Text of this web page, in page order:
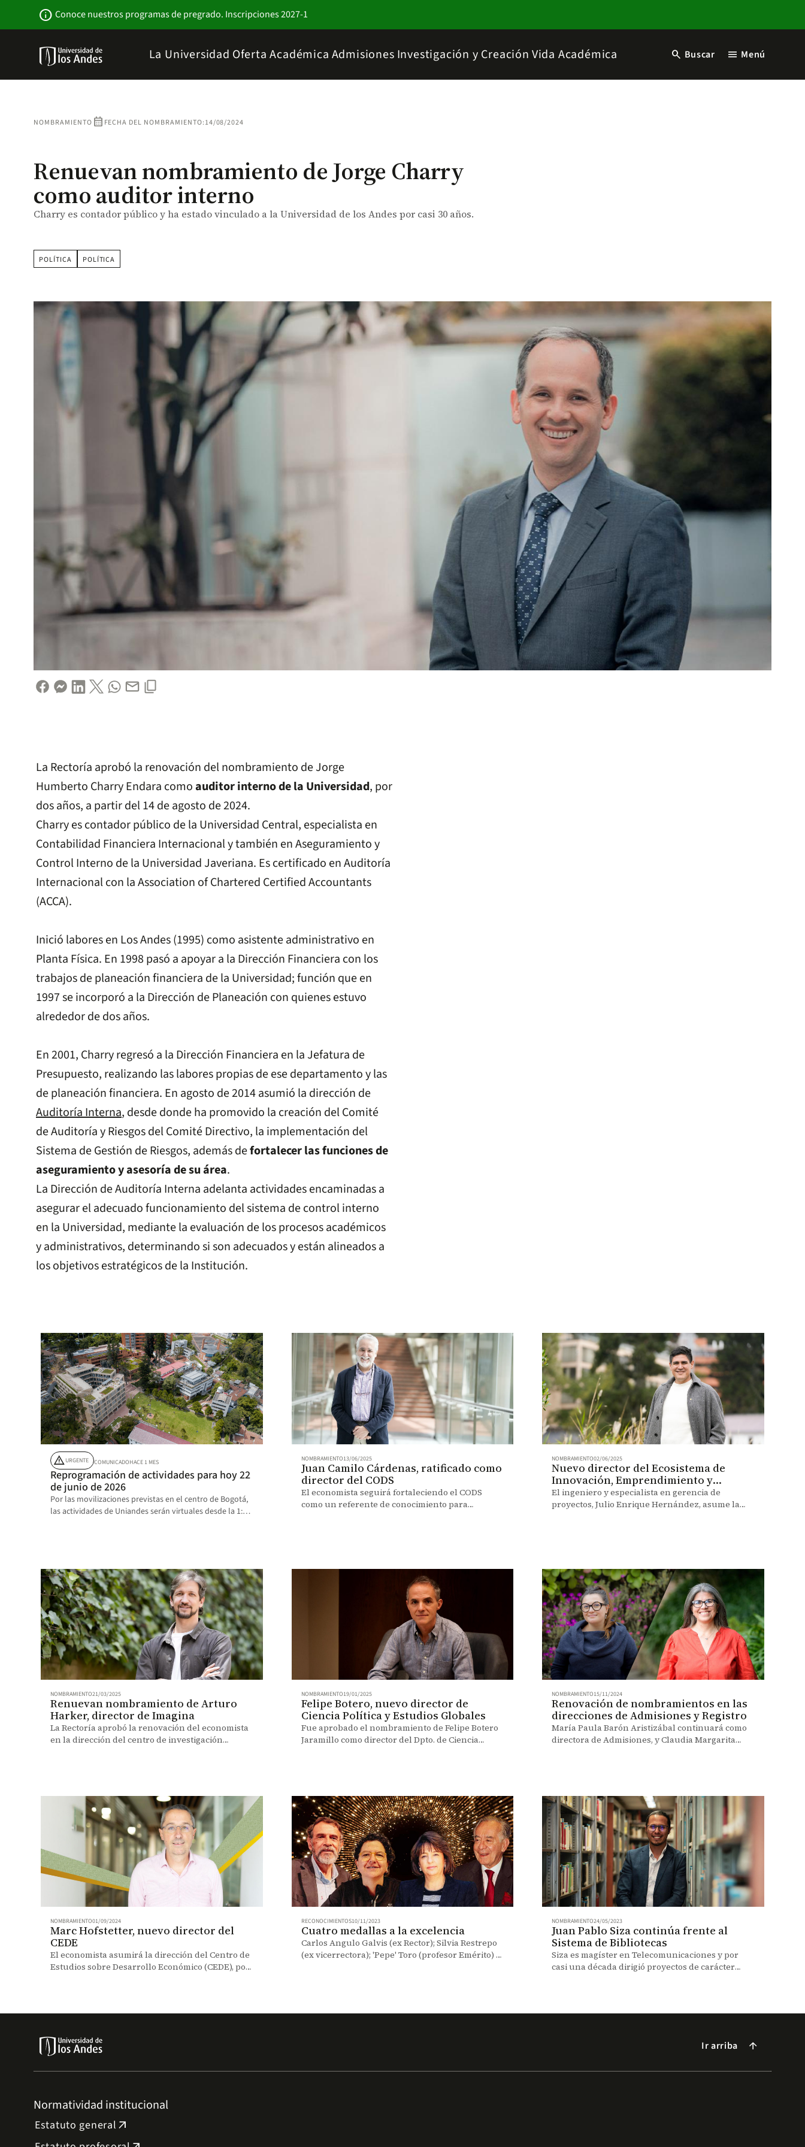
info Conoce nuestros programas de pregrado. Inscripciones 2027-1
La Universidad Oferta Académica Admisiones Investigación y Creación Vida Académica search Buscar menu Menú
NOMBRAMIENTO calendar_month FECHA DEL NOMBRAMIENTO:14/08/2024
Renuevan nombramiento de Jorge Charry
como auditor interno
Charry es contador público y ha estado vinculado a la Universidad de los Andes por casi 30 años.
POLÍTICA POLÍTICA
La Rectoría aprobó la renovación del nombramiento de Jorge
Humberto Charry Endara comoauditor interno de la Universidad, por
dos años, a partir del 14 de agosto de 2024.
Charry es contador público de la Universidad Central, especialista en
Contabilidad Financiera Internacional y también en Aseguramiento y
Control Interno de la Universidad Javeriana. Es certificado en Auditoría
Internacional con la Association of Chartered Certified Accountants
(ACCA).
Inició labores en Los Andes (1995) como asistente administrativo en
Planta Física. En 1998 pasó a apoyar a la Dirección Financiera con los
trabajos de planeación financiera de la Universidad; función que en
1997 se incorporó a la Dirección de Planeación con quienes estuvo
alrededor de dos años.
En 2001, Charry regresó a la Dirección Financiera en la Jefatura de
Presupuesto, realizando las labores propias de ese departamento y las
de planeación financiera. En agosto de 2014 asumió la dirección de
Auditoría Interna, desde donde ha promovido la creación del Comité
de Auditoría y Riesgos del Comité Directivo, la implementación del
Sistema de Gestión de Riesgos, además defortalecer las funciones de
aseguramiento y asesoría de su área.
La Dirección de Auditoría Interna adelanta actividades encaminadas a
asegurar el adecuado funcionamiento del sistema de control interno
en la Universidad, mediante la evaluación de los procesos académicos
y administrativos, determinando si son adecuados y están alineados a
los objetivos estratégicos de la Institución.
warning URGENTE COMUNICADOHACE 1 MES
Reprogramación de actividades para hoy 22
de junio de 2026
Por las movilizaciones previstas en el centro de Bogotá,
las actividades de Uniandes serán virtuales desde la 1:00
NOMBRAMIENTO13/06/2025
Juan Camilo Cárdenas, ratificado como
director del CODS
El economista seguirá fortaleciendo el CODS
como un referente de conocimiento para
NOMBRAMIENTO02/06/2025
Nuevo director del Ecosistema de
Innovación, Emprendimiento y
Transferencia
El ingeniero y especialista en gerencia de
proyectos, Julio Enrique Hernández, asume la
NOMBRAMIENTO21/03/2025
Renuevan nombramiento de Arturo
Harker, director de Imagina
La Rectoría aprobó la renovación del economista
en la dirección del centro de investigación
NOMBRAMIENTO19/01/2025
Felipe Botero, nuevo director de
Ciencia Política y Estudios Globales
Fue aprobado el nombramiento de Felipe Botero
Jaramillo como director del Dpto. de Ciencia
NOMBRAMIENTO15/11/2024
Renovación de nombramientos en las
direcciones de Admisiones y Registro
María Paula Barón Aristizábal continuará como
directora de Admisiones, y Claudia Margarita
NOMBRAMIENTO01/09/2024
Marc Hofstetter, nuevo director del
CEDE
El economista asumirá la dirección del Centro de
Estudios sobre Desarrollo Económico (CEDE), por
RECONOCIMIENTOS10/11/2023
Cuatro medallas a la excelencia
Carlos Angulo Galvis (ex Rector); Silvia Restrepo
(ex vicerrectora); 'Pepe' Toro (profesor Emérito) y
NOMBRAMIENTO24/05/2023
Juan Pablo Siza continúa frente al
Sistema de Bibliotecas
Siza es magíster en Telecomunicaciones y por
casi una década dirigió proyectos de carácter
Ir arriba arrow_forward
Normatividad institucional
Estatuto general arrow_outward